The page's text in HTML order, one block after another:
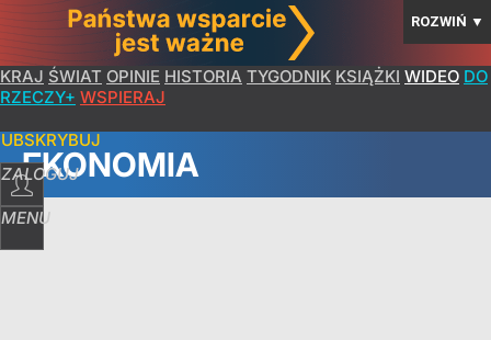
ROZWIŃ ▼
KRAJ ŚWIAT OPINIE HISTORIA TYGODNIK KSIĄŻKI WIDEO DO
RZECZY+ WSPIERAJ
ZALOGUJ
MENU
EKONOMIA